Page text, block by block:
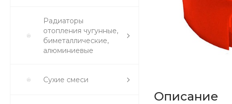
Радиаторы
отопления чугунные,
биметаллические,
алюминиевые
Сухие смеси
Описание